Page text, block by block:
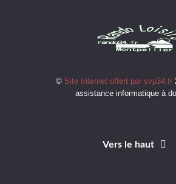
© Site Internet offert par svp34.fr
assistance informatique à
Vers le haut